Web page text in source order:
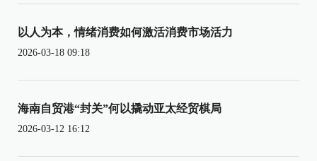
以人为本，情绪消费如何激活消费市场活力
2026-03-18 09:18
海南自贸港“封关”何以撬动亚太经贸棋局
2026-03-12 16:12